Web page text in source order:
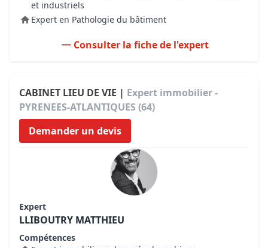
et industriels
Expert en Pathologie du bâtiment
Consulter la fiche de l'expert
CABINET LIEU DE VIE | Expert immobilier -
PYRENEES-ATLANTIQUES (64)
Demander un devis
Expert
LLIBOUTRY MATTHIEU
Compétences